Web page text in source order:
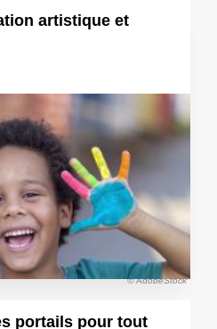
artistique et
© AdobeStock
portails pour tout